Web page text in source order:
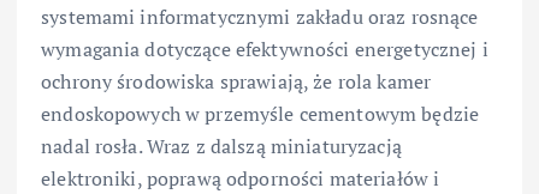
systemami informatycznymi zakładu oraz rosnące
wymagania dotyczące efektywności energetycznej i
ochrony środowiska sprawiają, że rola kamer
endoskopowych w przemyśle cementowym będzie
nadal rosła. Wraz z dalszą miniaturyzacją
elektroniki, poprawą odporności materiałów i